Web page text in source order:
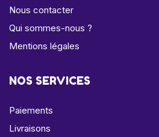
Nous contacter
Qui sommes-nous ?
Mentions légales
NOS SERVICES
Paiements
Livraisons